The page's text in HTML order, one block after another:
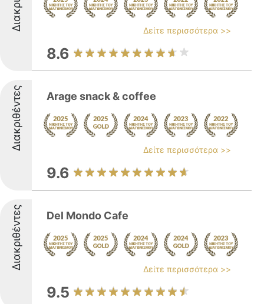
Δείτε περισσότερα >>
8.6
Διακριθέντες Arage snack & coffee
Δείτε περισσότερα >>
9.6
Διακριθέντες Del Mondo Cafe
Δείτε περισσότερα >>
9.5